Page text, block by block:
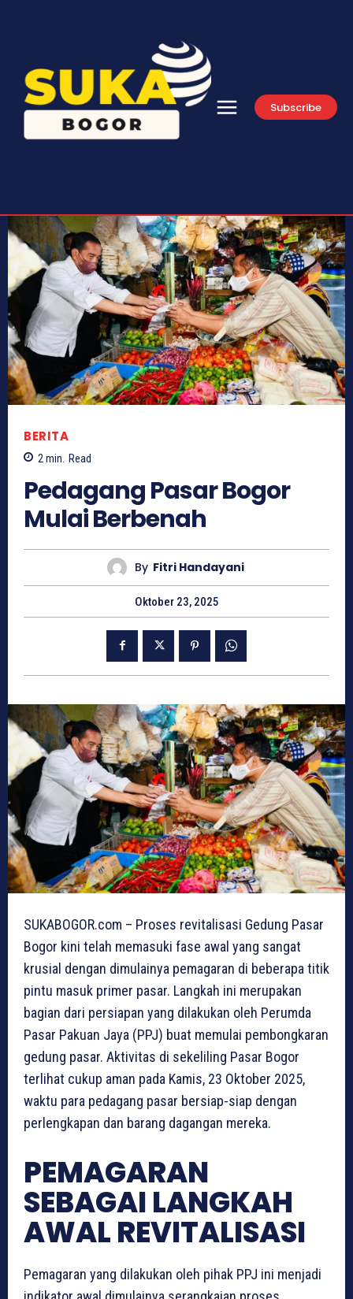
Subscribe
BERITA
2 min. Read
Pedagang Pasar Bogor
Mulai Berbenah
By Fitri Handayani
Oktober 23, 2025
SUKABOGOR.com – Proses revitalisasi Gedung Pasar
Bogor kini telah memasuki fase awal yang sangat
krusial dengan dimulainya pemagaran di beberapa titik
pintu masuk primer pasar. Langkah ini merupakan
bagian dari persiapan yang dilakukan oleh Perumda
Pasar Pakuan Jaya (PPJ) buat memulai pembongkaran
gedung pasar. Aktivitas di sekeliling Pasar Bogor
terlihat cukup aman pada Kamis, 23 Oktober 2025,
waktu para pedagang pasar bersiap-siap dengan
perlengkapan dan barang dagangan mereka.
PEMAGARAN
SEBAGAI LANGKAH
AWAL REVITALISASI
Pemagaran yang dilakukan oleh pihak PPJ ini menjadi